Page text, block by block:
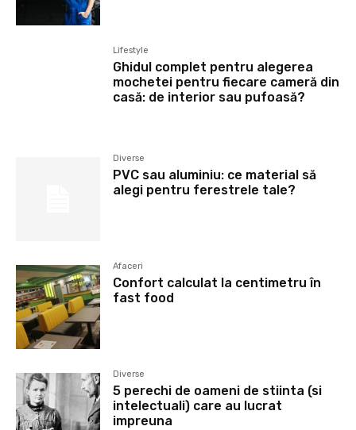
Lifestyle
Ghidul complet pentru alegerea
mochetei pentru fiecare cameră din
casă: de interior sau pufoasă?
Diverse
PVC sau aluminiu: ce material să
alegi pentru ferestrele tale?
Afaceri
Confort calculat la centimetru în
fast food
Diverse
5 perechi de oameni de stiinta (si
intelectuali) care au lucrat
impreuna